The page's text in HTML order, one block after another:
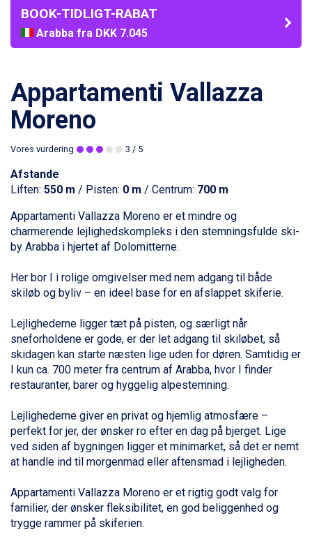
BOOK-TIDLIGT-RABAT
Arabba fra DKK 7.045
La Thuile fra DKK 4.595
Sölden fra DKK 8.445
Bad Hofgastein fra DKK 5.495
Passo Tonale fra DKK 3.795
Champoluc fra DKK 3.795
Sestriere fra DKK 4.395
Fieberbrunn fra DKK 6.145
Ischgl fra DKK 7.095
St. Anton fra DKK 7.245
Zell am See fra DKK 4.095
Canazei fra DKK 4.745
Ponte di Legno fra DKK 4.745
Alleghe fra DKK 5.595
Bad Gastein fra DKK 4.195
Arabba fra DKK 7.045
La Thuile fra DKK 4.595
Val Thorens fra DKK 5.395
Sölden fra DKK 8.445
Bad Hofgastein fra DKK 5.495
Passo Tonale fra DKK 3.795
Saalbach fra DKK 5.945
Sestriere fra DKK 4.395
Fieberbrunn fra DKK 6.145
Wagrain fra DKK 4.645
Appartamenti Vallazza
Moreno
Vores vurdering 3 / 5
Afstande
Liften: 550 m / Pisten: 0 m / Centrum: 700 m
Appartamenti Vallazza Moreno er et mindre og
charmerende lejlighedskompleks i den stemningsfulde ski­
by Arabba i hjertet af Dolomitterne.
Her bor I i rolige omgivelser med nem adgang til både
skiløb og byliv – en ideel base for en afslappet skiferie.
Lejlighederne ligger tæt på pisten, og særligt når
sneforholdene er gode, er der let adgang til skiløbet, så
skidagen kan starte næsten lige uden for døren. Samtidig er
I kun ca. 700 meter fra centrum af Arabba, hvor I finder
restauranter, barer og hyggelig alpestemning.
Lejlighederne giver en privat og hjemlig atmosfære –
perfekt for jer, der ønsker ro efter en dag på bjerget. Lige
ved siden af bygningen ligger et minimarket, så det er nemt
at handle ind til morgenmad eller aftensmad i lejligheden.
Appartamenti Vallazza Moreno er et rigtig godt valg for
familier, der ønsker fleksibilitet, en god beliggenhed og
trygge rammer på skiferien.